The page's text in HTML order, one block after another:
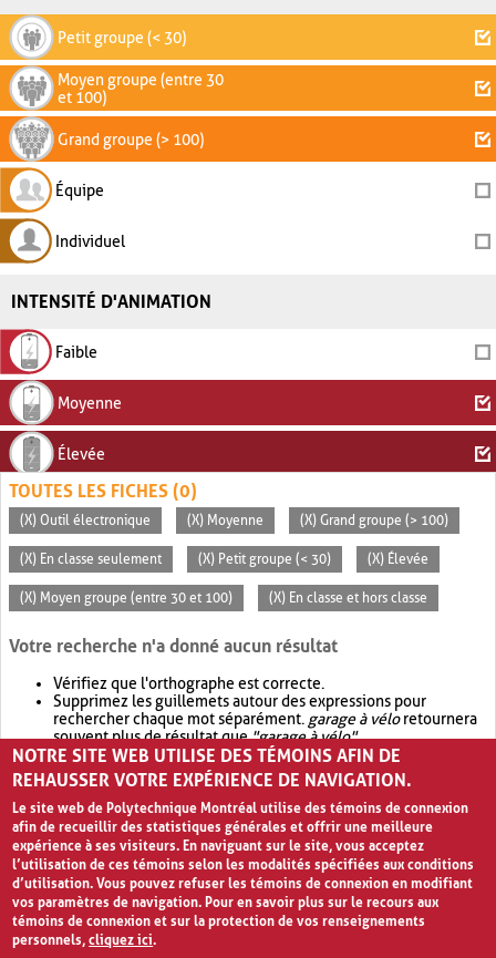
Petit groupe (< 30)
Moyen groupe (entre 30
et 100)
Grand groupe (> 100)
Équipe
Individuel
INTENSITÉ D'ANIMATION
Faible
Moyenne
Élevée
TOUTES LES FICHES (0)
(X) Outil électronique (X) Moyenne (X) Grand groupe (> 100)
(X) En classe seulement (X) Petit groupe (< 30) (X) Élevée
(X) Moyen groupe (entre 30 et 100) (X) En classe et hors classe
Votre recherche n'a donné aucun résultat
Vérifiez que l'orthographe est correcte.
Supprimez les guillemets autour des expressions pour
rechercher chaque mot séparément. garage à véloretournera
souvent plus de résultat que"garage à vélo".
Envisagez d'élargir votre recherche avec OR.garage OR vélo
retournera souvent plus de résultat quegarage à vélo
NOTRE SITE WEB UTILISE DES TÉMOINS AFIN DE
REHAUSSER VOTRE EXPÉRIENCE DE NAVIGATION.
Le site web de Polytechnique Montréal utilise des témoins de connexion
afin de recueillir des statistiques générales et offrir une meilleure
expérience à ses visiteurs. En naviguant sur le site, vous acceptez
l’utilisation de ces témoins selon les modalités spécifiées aux conditions
d’utilisation. Vous pouvez refuser les témoins de connexion en modifiant
vos paramètres de navigation. Pour en savoir plus sur le recours aux
témoins de connexion et sur la protection de vos renseignements
personnels,cliquez ici.